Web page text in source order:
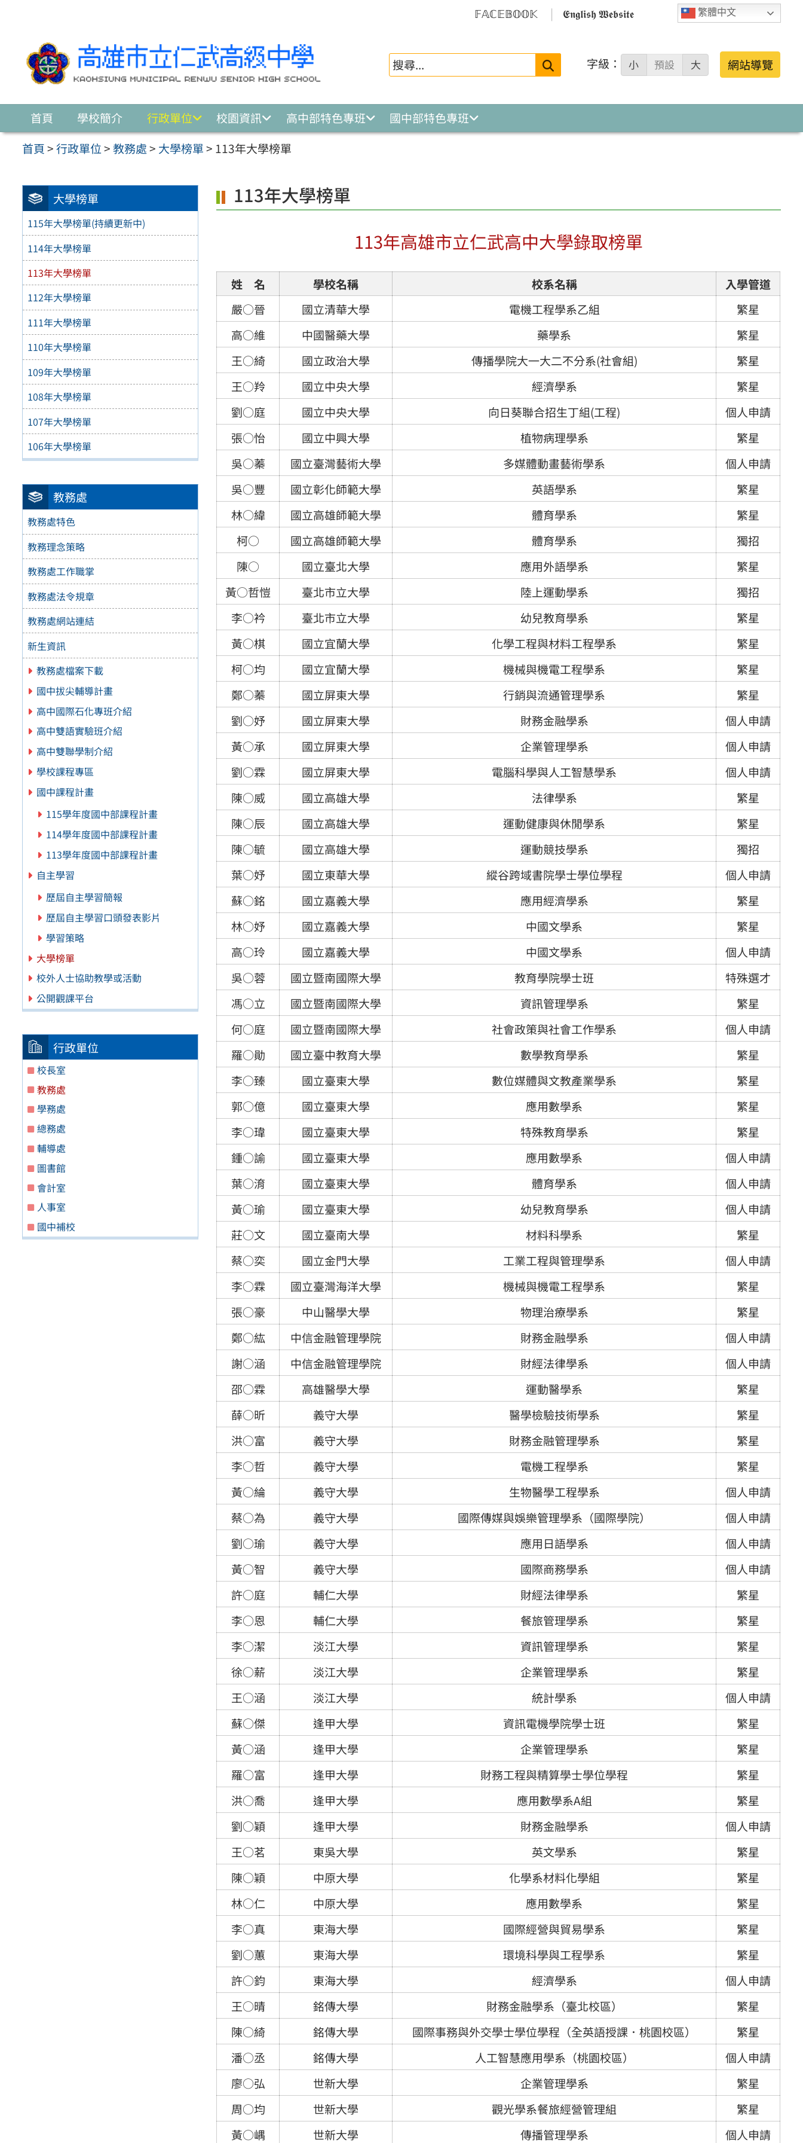
繁體中文
𝔽𝔸ℂ𝔼𝔹𝕆𝕆𝕂 𝕰𝖓𝖌𝖑𝖎𝖘𝖍 𝖂𝖊𝖇𝖘𝖎𝖙𝖊
搜
字級： 小 預設 大 網站導覽
首頁 學校簡介 行政單位 校園資訊 高中部特色專班
國中部特色專班
首頁>行政單位>教務處> 大學榜單> 113年大學榜單
大學榜單
115年大學榜單(持續更新中)
114年大學榜單
113年大學榜單
112年大學榜單
111年大學榜單
110年大學榜單
109年大學榜單
108年大學榜單
107年大學榜單
106年大學榜單
教務處
教務處特色
教務理念策略
教務處工作職掌
教務處法令規章
教務處網站連結
新生資訊
教務處檔案下載
國中拔尖輔導計畫
高中國際石化專班介紹
高中雙語實驗班介紹
高中雙聯學制介紹
學校課程專區
國中課程計畫
115學年度國中部課程計畫
114學年度國中部課程計畫
113學年度國中部課程計畫
自主學習
歷屆自主學習簡報
歷屆自主學習口頭發表影片
學習策略
大學榜單
校外人士協助教學或活動
公開觀課平台
行政單位
校長室
教務處
學務處
總務處
輔導處
圖書館
會計室
人事室
國中補校
113年大學榜單
113年高雄市立仁武高中大學錄取榜單
姓 名 學校名稱 校系名稱
入學管道
嚴○晉
國立清華大學 電機工程學系乙組
繁星
高○維
中國醫藥大學 藥學系
繁星
王○綺
國立政治大學 傳播學院大一大二不分系(社會組)
繁星
王○羚
國立中央大學 經濟學系
繁星
劉○庭
國立中央大學 向日葵聯合招生丁組(工程)
個人申請
張○怡
國立中興大學 植物病理學系
繁星
吳○蓁
國立臺灣藝術大學 多媒體動畫藝術學系
個人申請
吳○豐
國立彰化師範大學 英語學系
繁星
林○緯
國立高雄師範大學 體育學系
繁星
柯○
國立高雄師範大學 體育學系
獨招
陳○
國立臺北大學 應用外語學系
繁星
黃○哲愷
臺北市立大學 陸上運動學系
獨招
李○衿
臺北市立大學 幼兒教育學系
繁星
黃○棋
國立宜蘭大學 化學工程與材料工程學系
繁星
柯○均
國立宜蘭大學 機械與機電工程學系
繁星
鄭○蓁
國立屏東大學 行銷與流通管理學系
繁星
劉○妤
國立屏東大學 財務金融學系
個人申請
黃○承
國立屏東大學 企業管理學系
個人申請
劉○霖
國立屏東大學 電腦科學與人工智慧學系
個人申請
陳○威
國立高雄大學 法律學系
繁星
陳○辰
國立高雄大學 運動健康與休閒學系
繁星
陳○毓
國立高雄大學 運動競技學系
獨招
葉○妤
國立東華大學 縱谷跨域書院學士學位學程
個人申請
蘇○銘
國立嘉義大學 應用經濟學系
繁星
林○妤
國立嘉義大學 中國文學系
繁星
高○玲
國立嘉義大學 中國文學系
個人申請
吳○蓉
國立暨南國際大學 教育學院學士班
特殊選才
馮○立
國立暨南國際大學 資訊管理學系
繁星
何○庭
國立暨南國際大學 社會政策與社會工作學系
個人申請
羅○勛
國立臺中教育大學 數學教育學系
繁星
李○臻
國立臺東大學 數位媒體與文教產業學系
繁星
郭○億
國立臺東大學 應用數學系
繁星
李○瑋
國立臺東大學 特殊教育學系
繁星
鍾○諭
國立臺東大學 應用數學系
個人申請
葉○淯
國立臺東大學 體育學系
個人申請
黃○瑜
國立臺東大學 幼兒教育學系
個人申請
莊○文
國立臺南大學 材料科學系
繁星
蔡○奕
國立金門大學 工業工程與管理學系
個人申請
李○霖
國立臺灣海洋大學 機械與機電工程學系
繁星
張○豪
中山醫學大學 物理治療學系
繁星
鄭○紘
中信金融管理學院 財務金融學系
個人申請
謝○涵
中信金融管理學院 財經法律學系
個人申請
邵○霖
高雄醫學大學 運動醫學系
繁星
薛○昕
義守大學 醫學檢驗技術學系
繁星
洪○富
義守大學 財務金融管理學系
繁星
李○哲
義守大學 電機工程學系
繁星
黃○綸
義守大學 生物醫學工程學系
個人申請
蔡○為
義守大學 國際傳媒與娛樂管理學系（國際學院）
個人申請
劉○瑜
義守大學 應用日語學系
個人申請
黃○智
義守大學 國際商務學系
個人申請
許○庭
輔仁大學 財經法律學系
繁星
李○恩
輔仁大學 餐旅管理學系
繁星
李○潔
淡江大學 資訊管理學系
繁星
徐○薪
淡江大學 企業管理學系
繁星
王○涵
淡江大學 統計學系
個人申請
蘇○傑
逢甲大學 資訊電機學院學士班
繁星
黃○涵
逢甲大學 企業管理學系
繁星
羅○富
逢甲大學 財務工程與精算學士學位學程
繁星
洪○喬
逢甲大學 應用數學系A組
繁星
劉○穎
逢甲大學 財務金融學系
個人申請
王○茗
東吳大學 英文學系
繁星
陳○穎
中原大學 化學系材料化學組
繁星
林○仁
中原大學 應用數學系
繁星
李○真
東海大學 國際經營與貿易學系
繁星
劉○蕙
東海大學 環境科學與工程學系
繁星
許○鈞
東海大學 經濟學系
個人申請
王○晴
銘傳大學 財務金融學系（臺北校區）
繁星
陳○綺
銘傳大學 國際事務與外交學士學位學程（全英語授課．桃園校區）
繁星
潘○丞
銘傳大學 人工智慧應用學系（桃園校區）
個人申請
廖○弘
世新大學 企業管理學系
繁星
周○均
世新大學 觀光學系餐旅經營管理組
繁星
黃○嵎
世新大學 傳播管理學系 個人申請